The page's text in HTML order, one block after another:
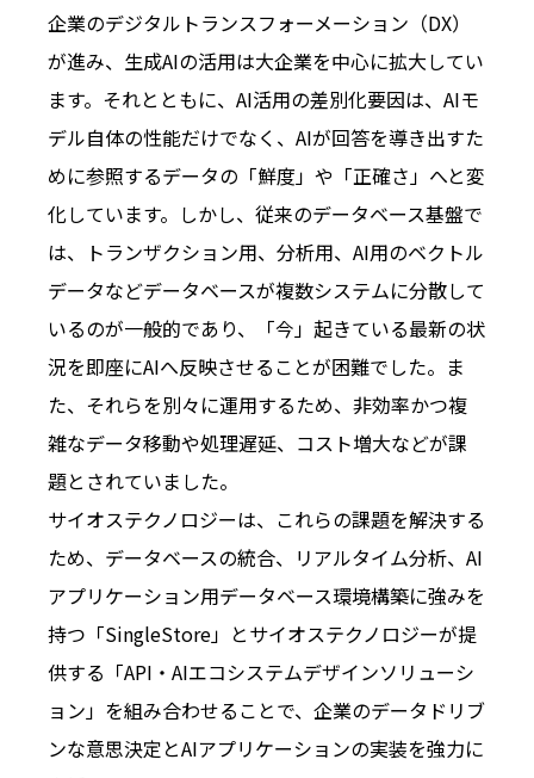
企業のデジタルトランスフォーメーション（DX）
が進み、生成AIの活用は大企業を中心に拡大してい
ます。それとともに、AI活用の差別化要因は、AIモ
デル自体の性能だけでなく、AIが回答を導き出すた
めに参照するデータの「鮮度」や「正確さ」へと変
化しています。しかし、従来のデータベース基盤で
は、トランザクション用、分析用、AI用のベクトル
データなどデータベースが複数システムに分散して
いるのが一般的であり、「今」起きている最新の状
況を即座にAIへ反映させることが困難でした。ま
た、それらを別々に運用するため、非効率かつ複
雑なデータ移動や処理遅延、コスト増大などが課
題とされていました。
サイオステクノロジーは、これらの課題を解決する
ため、データベースの統合、リアルタイム分析、AI
アプリケーション用データベース環境構築に強みを
持つ「SingleStore」とサイオステクノロジーが提
供する「API・AIエコシステムデザインソリューシ
ョン」を組み合わせることで、企業のデータドリブ
ンな意思決定とAIアプリケーションの実装を強力に